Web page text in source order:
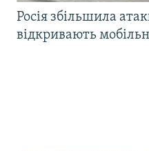
Росія збільшила
відкривають